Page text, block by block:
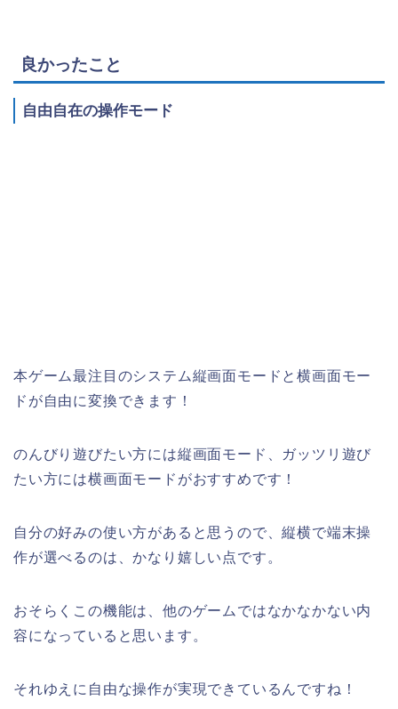
良かったこと
自由自在の操作モード
本ゲーム最注目のシステム縦画面モードと横画面モー
ドが自由に変換できます！
のんびり遊びたい方には縦画面モード、ガッツリ遊び
たい方には横画面モードがおすすめです！
自分の好みの使い方があると思うので、縦横で端末操
作が選べるのは、かなり嬉しい点です。
おそらくこの機能は、他のゲームではなかなかない内
容になっていると思います。
それゆえに自由な操作が実現できているんですね！